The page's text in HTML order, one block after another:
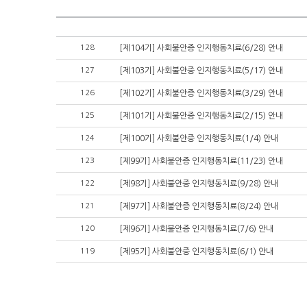
128 [제104기] 사회불안증 인지행동치료(6/28) 안내
127 [제103기] 사회불안증 인지행동치료(5/17) 안내
126 [제102기] 사회불안증 인지행동치료(3/29) 안내
125 [제101기] 사회불안증 인지행동치료(2/15) 안내
124 [제100기] 사회불안증 인지행동치료(1/4) 안내
123 [제99기] 사회불안증 인지행동치료(11/23) 안내
122 [제98기] 사회불안증 인지행동치료(9/28) 안내
121 [제97기] 사회불안증 인지행동치료(8/24) 안내
120 [제96기] 사회불안증 인지행동치료(7/6) 안내
119 [제95기] 사회불안증 인지행동치료(6/1) 안내